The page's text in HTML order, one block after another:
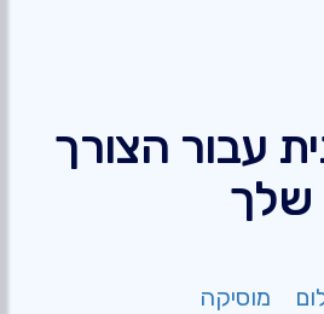
עבור הצורך
שלך
מוסיקה